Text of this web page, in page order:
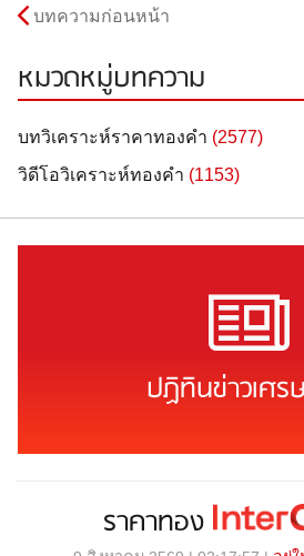
บทความก่อนหน้า
หมวดหมู่บทความ
บทวิเคราะห์ราคาทองคำ (2577)
วิดีโอวิเคราะห์ทองคำ (1153)
ปฏิทินข่าวเศร
ราคาทอง